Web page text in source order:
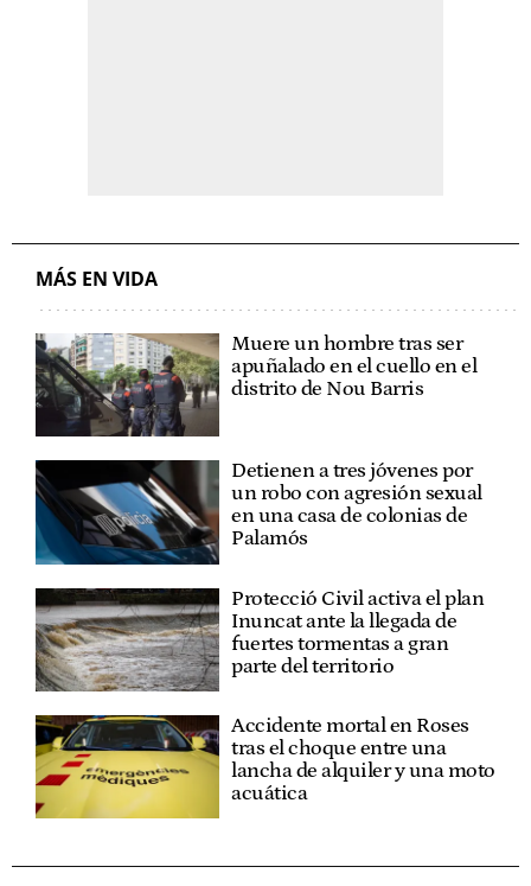
MÁS EN VIDA
Muere un hombre tras ser
apuñalado en el cuello en el
distrito de Nou Barris
Detienen a tres jóvenes por
un robo con agresión sexual
en una casa de colonias de
Palamós
Protecció Civil activa el plan
Inuncat ante la llegada de
fuertes tormentas a gran
parte del territorio
Accidente mortal en Roses
tras el choque entre una
lancha de alquiler y una moto
acuática